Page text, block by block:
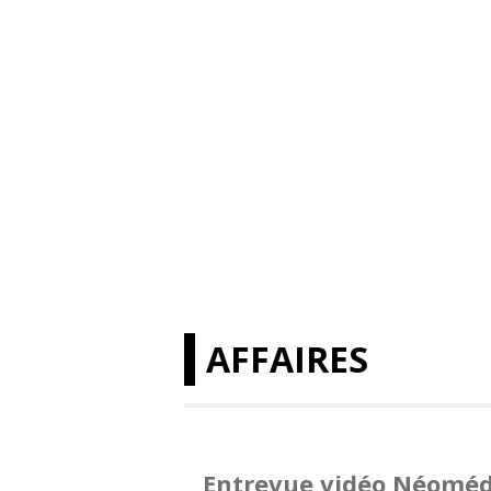
AFFAIRES
Entrevue vidéo